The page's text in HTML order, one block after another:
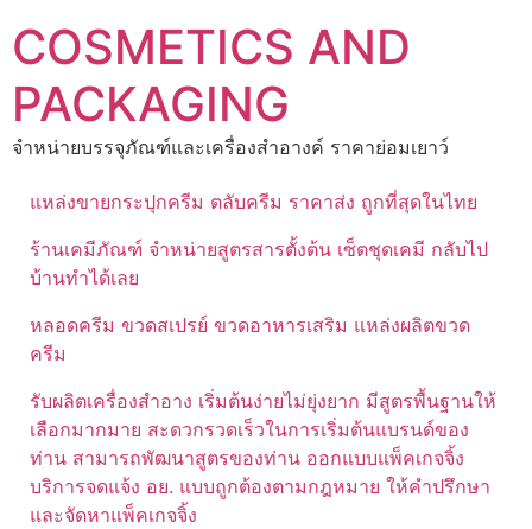
to
content
COSMETICS AND
PACKAGING
จำหน่ายบรรจุภัณฑ์และเครื่องสำอางค์ ราคาย่อมเยาว์
แหล่งขายกระปุกครีม ตลับครีม ราคาส่ง ถูกที่สุดในไทย
ร้านเคมีภัณฑ์ จำหน่ายสูตรสารตั้งต้น เซ็ตชุดเคมี กลับไป
บ้านทำได้เลย
หลอดครีม ขวดสเปรย์ ขวดอาหารเสริม แหล่งผลิตขวด
ครีม
รับผลิตเครื่องสำอาง เริ่มต้นง่ายไม่ยุ่งยาก มีสูตรพื้นฐานให้
เลือกมากมาย สะดวกรวดเร็วในการเริ่มต้นแบรนด์ของ
ท่าน สามารถพัฒนาสูตรของท่าน ออกแบบแพ็คเกจจิ้ง
บริการจดแจ้ง อย. แบบถูกต้องตามกฎหมาย ให้คำปรึกษา
และจัดหาแพ็คเกจจิ้ง